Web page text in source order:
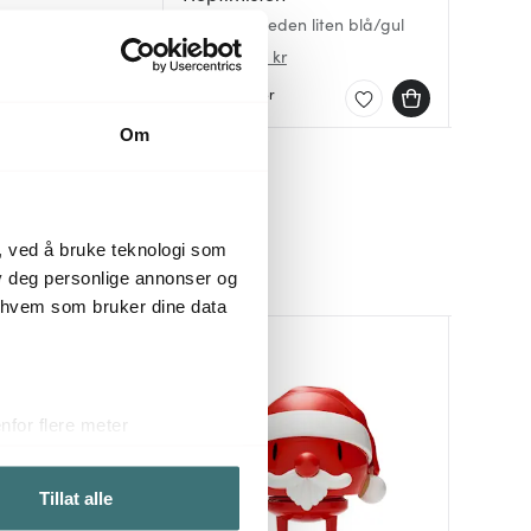
Om
ved å bruke teknologi som
personlige annonser og
som bruker dine data
flere meter
Tillat alle
Roligan Sweden liten blå/gul
179 kr 289 kr
Få på lager